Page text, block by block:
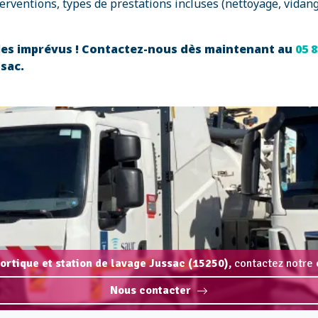
types de prestations incluses (nettoyage,
imprévus ! Contactez-nous dès maintenant au 05
et station de lavage Jussac (15250), contactez notre
Nous contacter